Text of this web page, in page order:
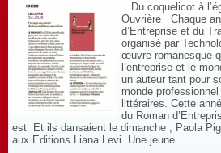
Du coquelicot à
Ouvrière Chaque
d’Entreprise et du
organisé par
œuvre romanesque
l’entreprise et le
un auteur tant pour
monde
littéraires. Cette
du Roman
est Et ils dansaient le dimanche , Paola
aux Editions Liana Levi. Une jeune...